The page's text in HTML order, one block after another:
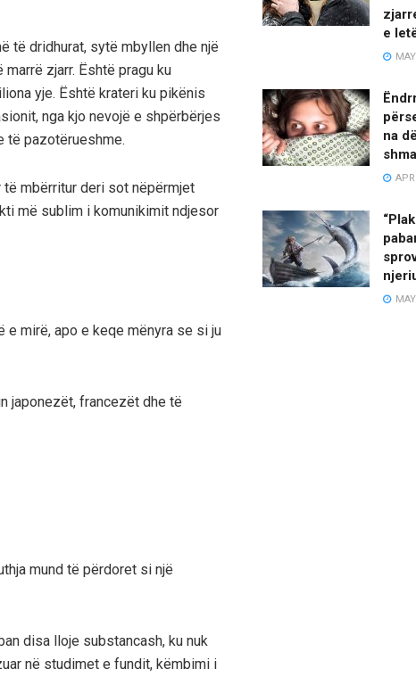
të dridhurat, sytë mbyllen dhe një
zjarr. Është pragu ku
yje. Është krateri ku pikënis
nga kjo nevojë e shpërbërjes
të pazotërueshme.
të mbërritur deri sot nëpërmjet
më sublim i komunikimit ndjesor
mirë, apo e keqe mënyra se si ju
japonezët, francezët dhe të
mund të përdoret si një
disa lloje substancash, ku nuk
në studimet e fundit, këmbimi i
e
na